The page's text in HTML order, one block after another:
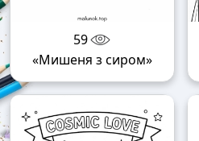
59
«Мишеня з сиром»